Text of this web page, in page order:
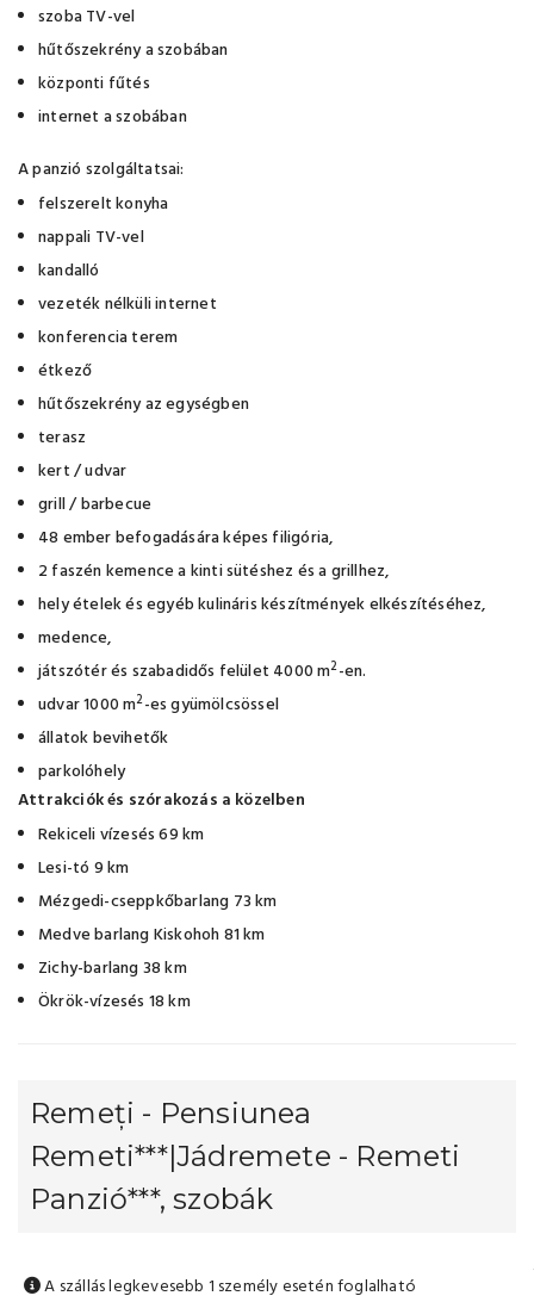
szoba TV-vel
hűtőszekrény a szobában
központi fűtés
internet a szobában
A panzió szolgáltatsai:
felszerelt konyha
nappali TV-vel
kandalló
vezeték nélküli internet
konferencia terem
étkező
hűtőszekrény az egységben
terasz
kert / udvar
grill / barbecue
48 ember befogadására képes filigória,
2 faszén kemence a kinti sütéshez és a grillhez,
hely ételek és egyéb kulináris készítmények elkészítéséhez,
medence,
játszótér és szabadidős felület 4000 m2-en.
udvar 1000 m2-es gyümölcsössel
állatok bevihetők
parkolóhely
Attrakciók és szórakozás a közelben
Rekiceli vízesés 69 km
Lesi-tó 9 km
Mézgedi-cseppkőbarlang 73 km
Medve barlang Kiskohoh 81 km
Zichy-barlang 38 km
Ökrök-vízesés 18 km
Remeți - Pensiunea
Remeti***|Jádremete - Remeti
Panzió***, szobák
A szállás legkevesebb 1 személy esetén foglalható